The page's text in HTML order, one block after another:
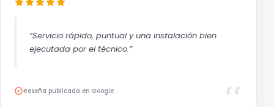
“Servicio rápido, puntual y una instalación bien
ejecutada por el técnico.”
Reseña publicada en Google